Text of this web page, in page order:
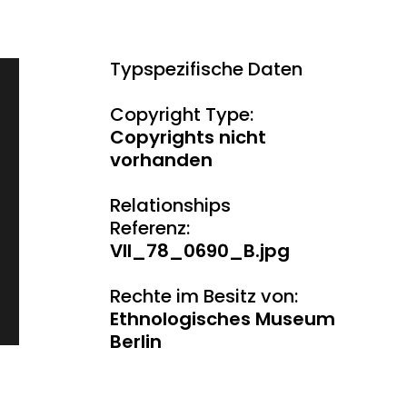
Typspezifische Daten
Copyright Type:
Copyrights nicht
vorhanden
Relationships
Referenz:
VII_78_0690_B.jpg
Rechte im Besitz von:
Ethnologisches Museum
Berlin